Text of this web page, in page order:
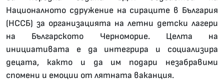
Националното сдружение на сираците в България
(НССБ) за организацията на летни детски лагери
на Българското Черноморие. Целта на
инициативата е да интегрира и социализира
децата, както и да им подари незабравими
спомени и емоции от лятната ваканция.